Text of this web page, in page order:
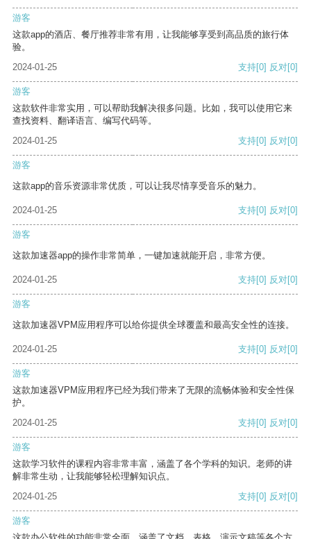
游客
这款app的酒店、餐厅推荐非常有用，让我能够享受到高品质的旅行体
验。
2024-01-25
支持[0] 反对[0]
游客
这款软件非常实用，可以帮助我解决很多问题。比如，我可以使用它来
查找资料、翻译语言、编写代码等。
2024-01-25
支持[0] 反对[0]
游客
这款app的音乐资源非常优质，可以让我尽情享受音乐的魅力。
2024-01-25 支持[0] 反对[0]
游客
这款加速器app的操作非常简单，一键加速就能开启，非常方便。
2024-01-25 支持[0] 反对[0]
游客
这款加速器VPM应用程序可以给你提供全球覆盖和最高安全性的连接。
2024-01-25 支持[0] 反对[0]
游客
这款加速器VPM应用程序已经为我们带来了无限的流畅体验和安全性保
护。
2024-01-25
支持[0] 反对[0]
游客
这款学习软件的课程内容非常丰富，涵盖了各个学科的知识。老师的讲
解非常生动，让我能够轻松理解知识点。
2024-01-25
支持[0] 反对[0]
游客